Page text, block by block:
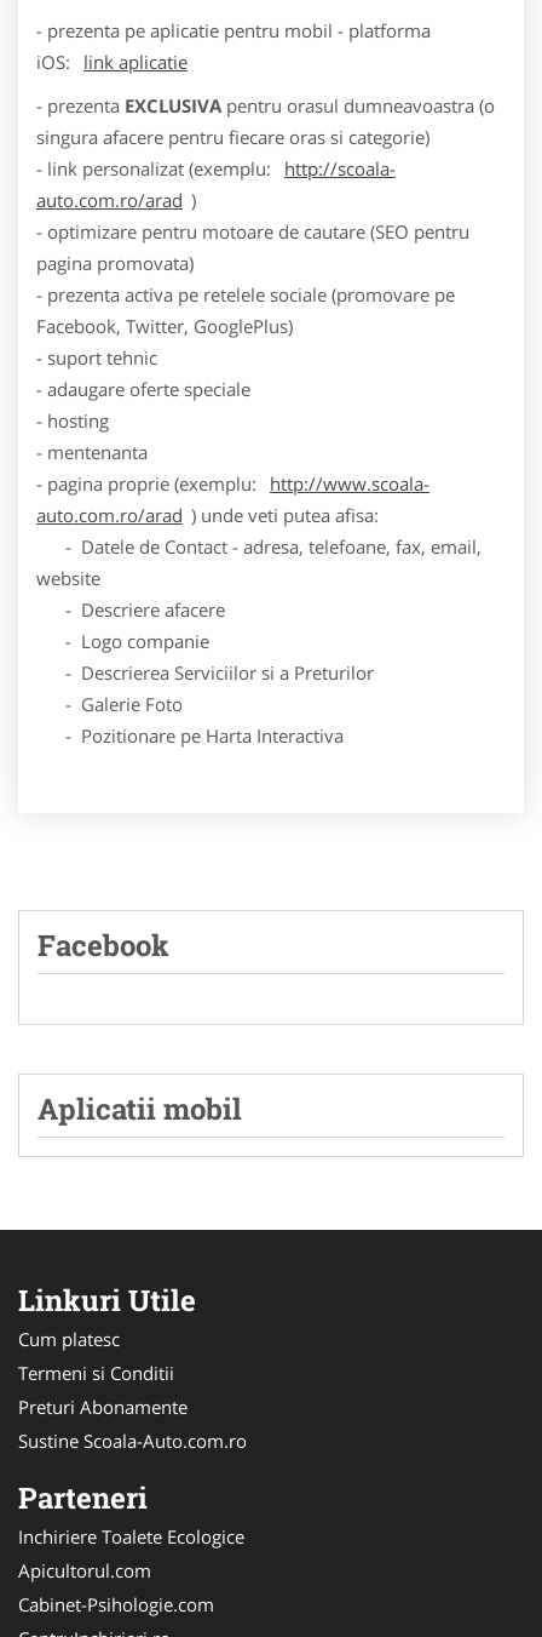
- prezenta pe aplicatie pentru mobil - platforma
iOS:
link aplicatie
- prezenta EXCLUSIVA pentru orasul dumneavoastra (o
singura afacere pentru fiecare oras si categorie)
- link personalizat (exemplu:
http://scoala-
auto.com.ro/arad )
- optimizare pentru motoare de cautare (SEO pentru
pagina promovata)
- prezenta activa pe retelele sociale (promovare pe
Facebook, Twitter, GooglePlus)
- suport tehnic
- adaugare oferte speciale
- hosting
- mentenanta
- pagina proprie (exemplu:
http://www.scoala-
auto.com.ro/arad ) unde veti putea afisa:
- Datele de Contact - adresa, telefoane, fax, email,
website
- Descriere afacere
- Logo companie
- Descrierea Serviciilor si a Preturilor
- Galerie Foto
- Pozitionare pe Harta Interactiva
Facebook
Aplicatii mobil
Linkuri Utile
Cum platesc
Termeni si Conditii
Preturi Abonamente
Sustine Scoala-Auto.com.ro
Parteneri
Inchiriere Toalete Ecologice
Apicultorul.com
Cabinet-Psihologie.com